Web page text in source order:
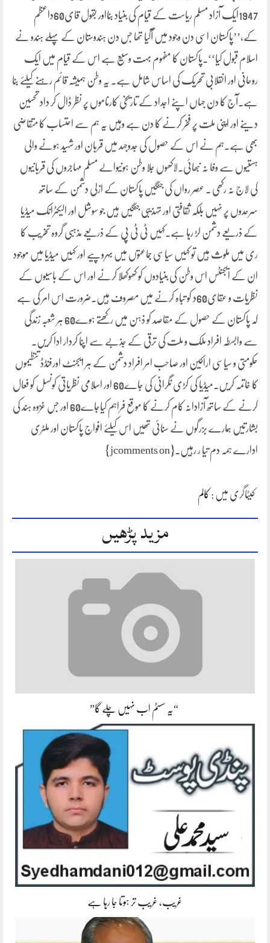
1947ایک آزاد مسلم ریاست کے قیام کی بنیاد بنااور بقول قای60داعظم
کے،’’پاکستان اسی دن وجود میں آگیا تھا جس دن ہندوستان کے پہلے ہندو نے
اسلام قبول کیا‘‘۔پاکستان کا مفہوم بہت وسیع ہے اس کے قیام میں ایک
روحانی اور انقلابی تحریک کی اساس شامل ہے۔ یہ وطن ہمیشہ قائم رہنے کیلئے بنا
ہے۔آج کا دن جہاں اپنے اجداد کے تاریخی کارناموں پر نظر ڈال کر داد تحسین
دینے اور اپنی ملت پر فخر کرنے کا دن ہے وہیں یہ ہم سے احتساب کا متقاضی
بھی ہے۔ہم نے اس کے حصول کی جدوجہد میں قربان اور شہید ہونے والی
ہستیوں سے وفا نہ نبھائی۔لاکھوں جلا وطن ہونیوالے مسلم مہاجروں کی قربانیوں
کی لاج نہ رکھی ۔ عصر رواں کی جنگیں پاکستان کے ازلی دشمن کے ساتھ
سرحدوں پر نہیں بلکہ ثقافتی اور تہذیبی جنگیں ہیں جو سوشل اور الیکٹرانک میڈیا
کے ذریعے دشمن لڑ رہا ہے۔کہیں ٹی ٹی پی کے ذریعے مذہبی گروہ تخریب کا
ری میں ملوث ہیں تو کہیں سیاسی جماعتوں میں بہروپیے اور کہیں میڈیا میں موجود
ان کے ایجنٹس اس وطن کی بنیادوں کو کھوکھلا کرنے اور اس کے باسیوں کے
نظریات و عقای60د کو تباہ کرنے میں مصروف ہیں۔ضرورت اس امر کی ہے
کہ پاکستان کے حصول کے مقاصد کو ذہن میں رکھتے ہوے60 ہر شعبہ زندگی
سے وابسطہ افراد ملک و ملت کی ترقی کے جذبے سے اپنا کردار ادا کریں۔
حکومتی و سیاسی اراکین اور صاحب امر افراد دشمن کے ہر ایجنٹ اورفنڈڈ تنظیموں
کا خاتمہ کریں۔میڈیا کی کڑی نگرانی کی جاے60 اور اسلامی نظریاتی کونسل کو فعال
کرنے کے ساتھ آزادانہ کام کرنے کا موقع فراہم کیاجاے60 اور جس غزوہ ہند کی
بشارتیں ہمارے بزرگوں نے سنائی تھیں اس کیلئے افواج پاکستان اور ملٹری
ادارے ہمہ دم تیا ر رہیں۔{jcomments on}
کیٹاگری میں : کالم
مزید پڑھیں
“یہ سسٹم اب نہیں چلے گا”
غریب، غریب تر ہوتا جا رہا ہے